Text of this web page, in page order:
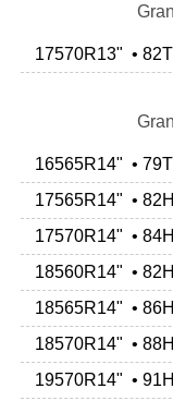
17570R13" •
16565R14" •
17565R14" •
17570R14" •
18560R14" •
18565R14" •
18570R14" •
19570R14" •